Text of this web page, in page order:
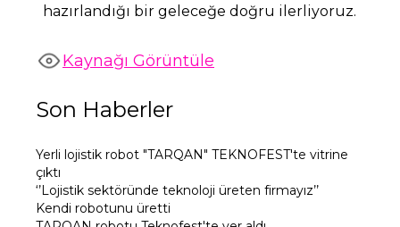
hazırlandığı bir geleceğe doğru ilerliyoruz.
Kaynağı Görüntüle
Son Haberler
Yerli lojistik robot "TARQAN" TEKNOFEST'te vitrine
çıktı
‘’Lojistik sektöründe teknoloji üreten firmayız’’
Kendi robotunu üretti